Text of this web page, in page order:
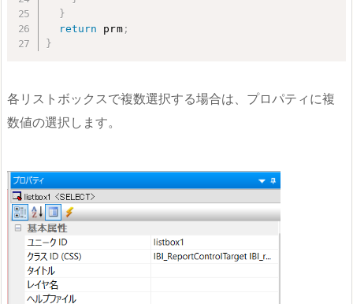
}
return prm;
}
各リストボックスで複数選択する場合は、プロパティに複
数値の選択します。